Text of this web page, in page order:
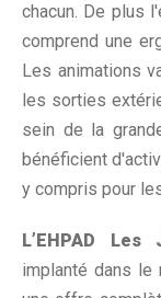
chacun. De plus
comprend une
Les animations
les sorties
sein de la
bénéficient
y compris pour
L’EHPAD
implanté dans le